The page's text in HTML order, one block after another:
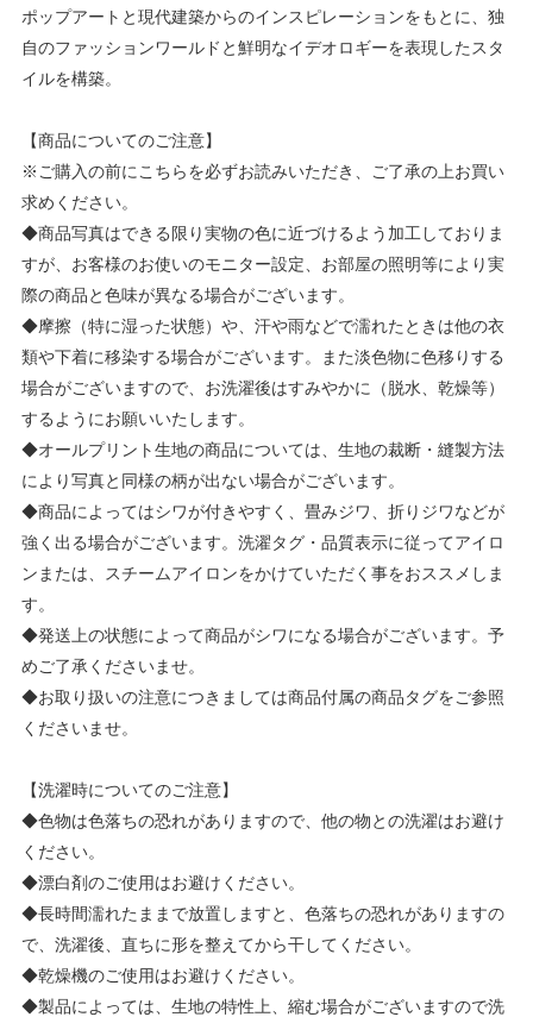
ポップアートと現代建築からのインスピレーションをもとに、独
自のファッションワールドと鮮明なイデオロギーを表現したスタ
イルを構築。
【商品についてのご注意】
※ご購入の前にこちらを必ずお読みいただき、ご了承の上お買い
求めください。
◆商品写真はできる限り実物の色に近づけるよう加工しておりま
すが、お客様のお使いのモニター設定、お部屋の照明等により実
際の商品と色味が異なる場合がございます。
◆摩擦（特に湿った状態）や、汗や雨などで濡れたときは他の衣
類や下着に移染する場合がございます。また淡色物に色移りする
場合がございますので、お洗濯後はすみやかに（脱水、乾燥等）
するようにお願いいたします。
◆オールプリント生地の商品については、生地の裁断・縫製方法
により写真と同様の柄が出ない場合がございます。
◆商品によってはシワが付きやすく、畳みジワ、折りジワなどが
強く出る場合がございます。洗濯タグ・品質表示に従ってアイロ
ンまたは、スチームアイロンをかけていただく事をおススメしま
す。
◆発送上の状態によって商品がシワになる場合がございます。予
めご了承くださいませ。
◆お取り扱いの注意につきましては商品付属の商品タグをご参照
くださいませ。
【洗濯時についてのご注意】
◆色物は色落ちの恐れがありますので、他の物との洗濯はお避け
ください。
◆漂白剤のご使用はお避けください。
◆長時間濡れたままで放置しますと、色落ちの恐れがありますの
で、洗濯後、直ちに形を整えてから干してください。
◆乾燥機のご使用はお避けください。
◆製品によっては、生地の特性上、縮む場合がございますので洗